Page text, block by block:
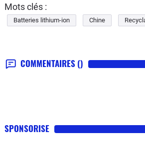
Mots clés :
Batteries lithium-ion Chine
COMMENTAIRES ()
SPONSORISE